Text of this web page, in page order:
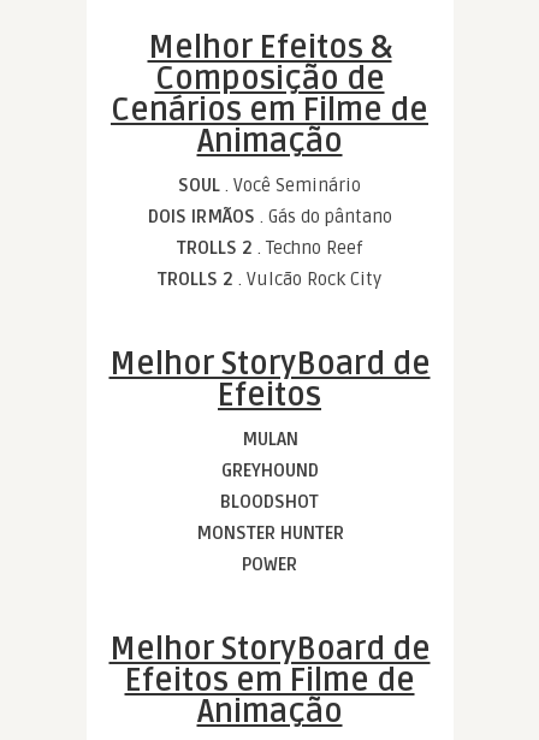
Melhor Efeitos &
Composição de
Cenários em Filme de
Animação
SOUL . Você Seminário
DOIS IRMÃOS . Gás do pântano
TROLLS 2 . Techno Reef
TROLLS 2 . Vulcão Rock City
Melhor StoryBoard de
Efeitos
MULAN
GREYHOUND
BLOODSHOT
MONSTER HUNTER
POWER
Melhor StoryBoard de
Efeitos em Filme de
Animação